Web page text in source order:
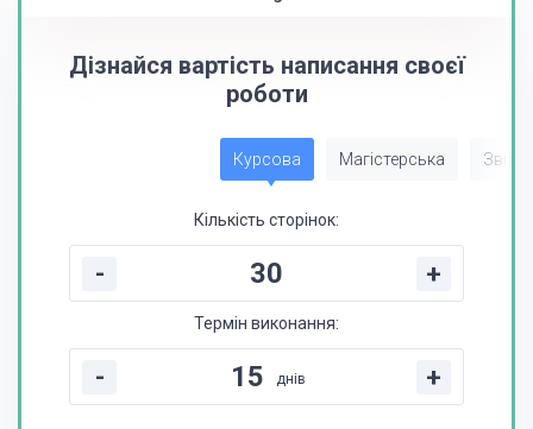
Дізнайся вартість написання своєї
роботи
Курсова Магістерська Звіт
Кількість сторінок:
- +
Термін виконання:
- днів +